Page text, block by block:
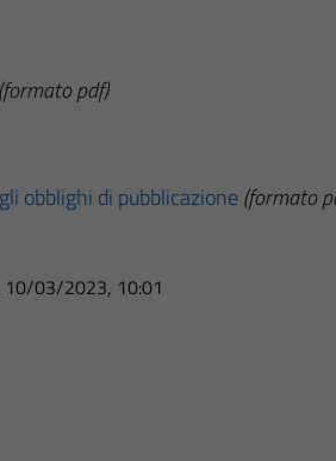
(formato pdf)
obblighi di pubblicazione (formato
10/03/2023, 10:01